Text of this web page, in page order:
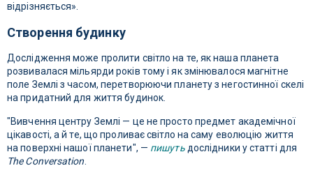
відрізняється».
Створення будинку
Дослідження може пролити світло на те, як наша планета
розвивалася мільярди років тому і як змінювалося магнітне
поле Землі з часом, перетворюючи планету з негостинної скелі
на придатний для життя будинок.
"Вивчення центру Землі — це не просто предмет академічної
цікавості, а й те, що проливає світло на саму еволюцію життя
на поверхні нашої планети", — пишутьдослідники у статті для
The Conversation.